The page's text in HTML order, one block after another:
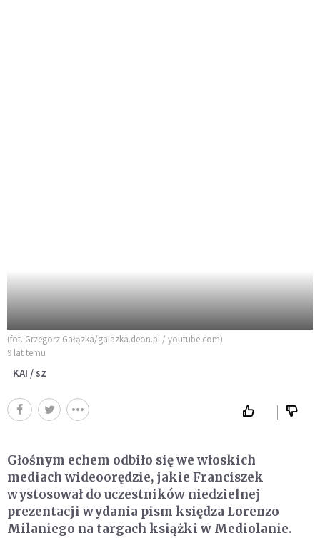
(fot. Grzegorz Gałązka/galazka.deon.pl / youtube.com)
9 lat temu
KAI / sz
Głośnym echem odbiło się we włoskich
mediach wideoorędzie, jakie Franciszek
wystosował do uczestników niedzielnej
prezentacji wydania pism księdza Lorenzo
Milaniego na targach książki w Mediolanie.